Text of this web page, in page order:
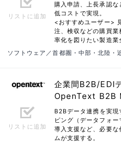
リストに追加
購入申請、上長承認な
低コストで実現。
<おすすめユーザー>
注、検収などの購買
率化を図りたい製造業
ソフトウェア／首都圏・中部・北陸・
リストに追加
企業間B2B/EDI
OpenText B2B
B2Bデータ連携を実現
ピング（データフォ
導入支援など、必要
ムが支援する。